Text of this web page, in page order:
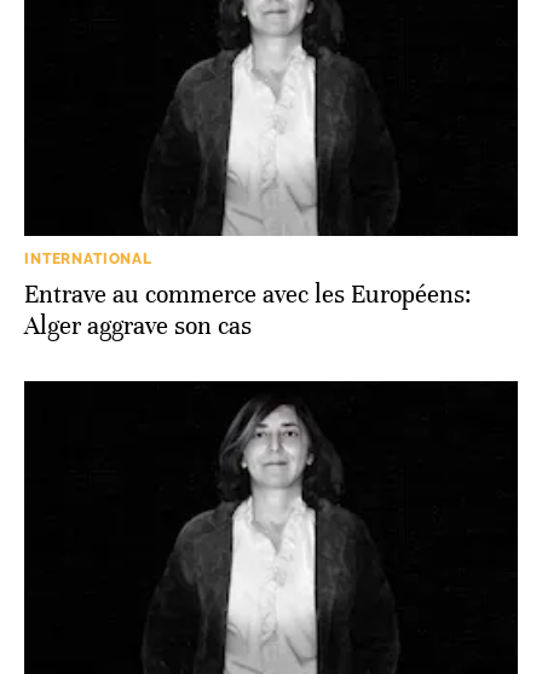
INTERNATIONAL
Entrave au commerce avec les Européens:
Alger aggrave son cas